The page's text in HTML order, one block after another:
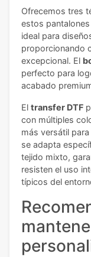
Ofrecemos tres
estos
ideal para
proporcionando
excepcional. El
perfecto para
acabado
El transfer DTF
con múltiples
más versátil
se adapta
tejido mixto,
resisten el uso
típicos del